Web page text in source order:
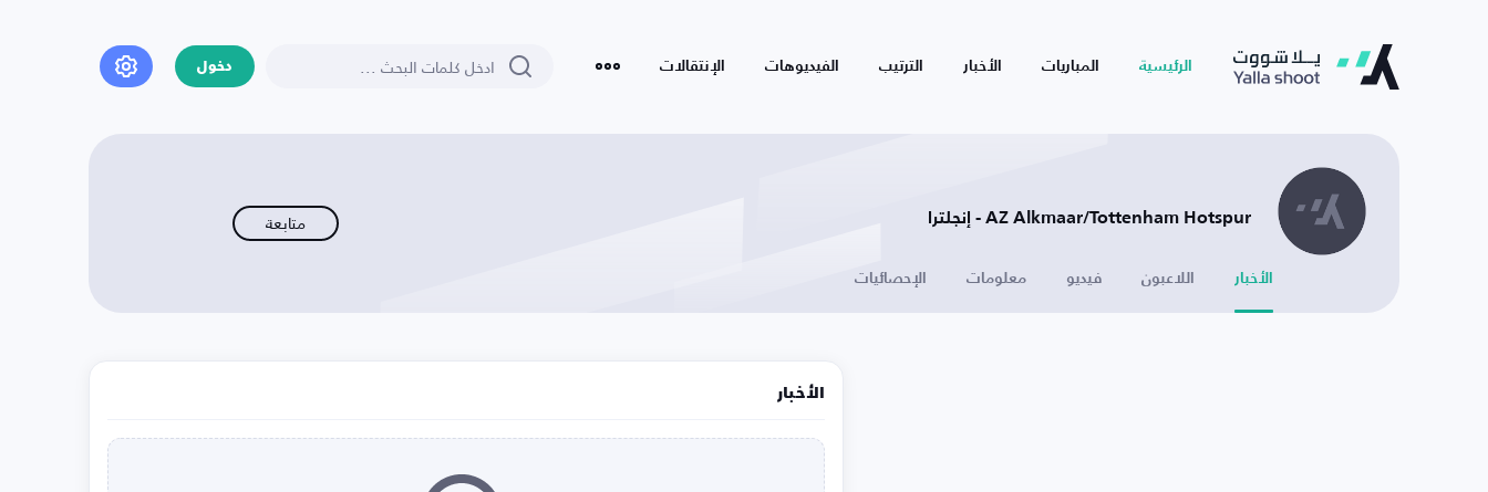
الرئيسية المباريات الأخبار الترتيب الفيديوهات الإنتقالات دخول
AZ Alkmaar/Tottenham Hotspur - إنجلترا متابعة
الأخبار اللاعبون فيديو معلومات الإحصائيات
الأخبار